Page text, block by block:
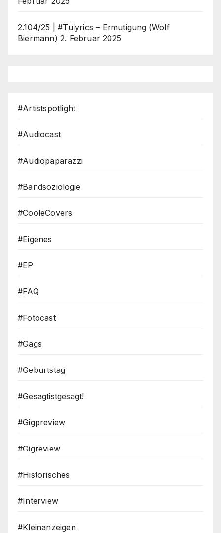
2.104/25 | #Tulyrics – Ermutigung (Wolf
Biermann) 2. Februar 2025
#Artistspotlight
#Audiocast
#Audiopaparazzi
#Bandsoziologie
#CooleCovers
#Eigenes
#EP
#FAQ
#Fotocast
#Gags
#Geburtstag
#Gesagtistgesagt!
#Gigpreview
#Gigreview
#Historisches
#Interview
#Kleinanzeigen